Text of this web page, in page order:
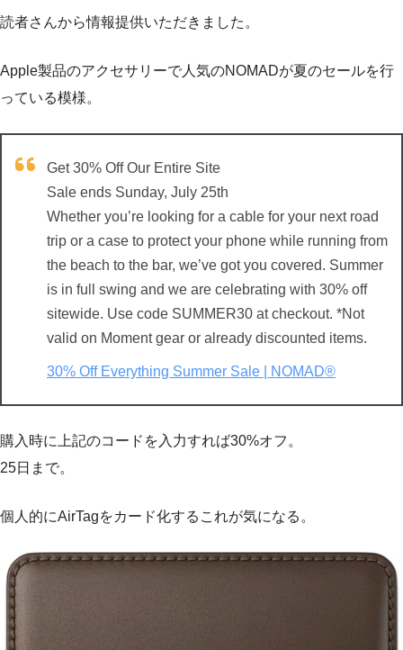
読者さんから情報提供いただきました。
Apple製品のアクセサリーで人気のNOMADが夏のセールを行
っている模様。
Get 30% Off Our Entire Site
Sale ends Sunday, July 25th
Whether you’re looking for a cable for your next road
trip or a case to protect your phone while running from
the beach to the bar, we’ve got you covered. Summer
is in full swing and we are celebrating with 30% off
sitewide. Use code SUMMER30 at checkout. *Not
valid on Moment gear or already discounted items.
30% Off Everything Summer Sale | NOMAD®
購入時に上記のコードを入力すれば30%オフ。
25日まで。
個人的にAirTagをカード化するこれが気になる。